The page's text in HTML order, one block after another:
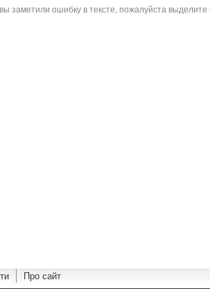
заметили ошибку в тексте, пожалуйста
Про сайт